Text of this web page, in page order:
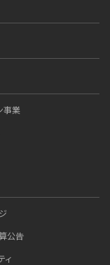
事業
公告
ィ